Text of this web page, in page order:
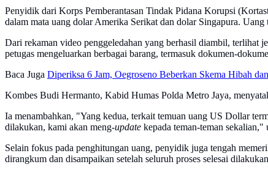
Penyidik dari Korps Pemberantasan Tindak Pidana Korupsi
dalam mata uang dolar Amerika Serikat dan dolar Singapura.
Dari rekaman video penggeledahan yang berhasil diambil, terlihat
petugas mengeluarkan berbagai barang, termasuk dokumen-
Baca Juga Diperiksa 6 Jam, Oegroseno Beberkan Skema Hibah
Kombes Budi Hermanto, Kabid Humas Polda Metro Jaya,
Ia menambahkan, "Yang kedua, terkait temuan uang US Dollar
dilakukan, kami akan meng-update kepada teman-teman
Selain fokus pada penghitungan uang, penyidik juga tengah
dirangkum dan disampaikan setelah seluruh proses selesai